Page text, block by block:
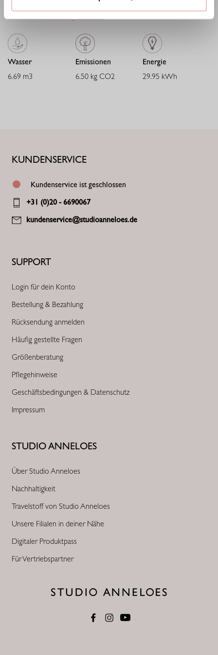
Auswirkungen kontinuierlich zu senken.
Wasser
6.69 m3
Emissionen
6.50 kg CO2
Energie
29.95 kWh
STUDIO ANNELOES
Über Studio Anneloes
Nachhaltigkeit
Travelstoff von Studio Anneloes
Unsere Filialen in deiner Nähe
Digitaler Produktpass
Für Vertriebspartner
SUPPORT
Login für dein Konto
Bestellung & Bezahlung
Rücksendung anmelden
Häufig gestellte Fragen
Größenberatung
Pflegehinweise
Geschäftsbedingungen & Datenschutz
Impressum
KUNDENSERVICE
Kundenservice ist geschlossen
+31 (0)20 - 6690067
kundenservice@studioanneloes.de